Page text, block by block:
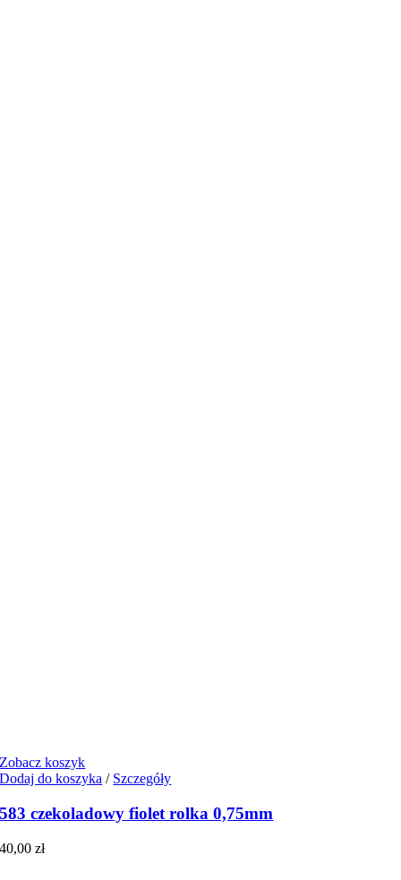
Zobacz koszyk
Dodaj do koszyka / Szczegóły
583 czekoladowy fiolet rolka 0,75mm
40,00zł